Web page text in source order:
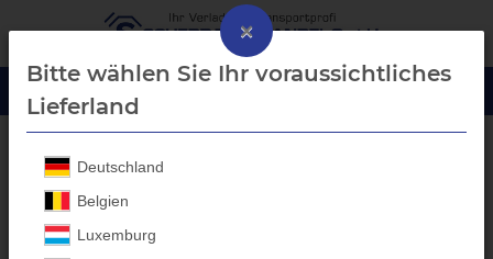
Aluprofil-Bordwanderhöhung
×
Bitte wählen Sie Ihr voraussichtliches
Lieferland
Deutschland
Belgien
Luxemburg